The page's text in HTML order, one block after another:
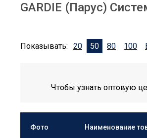
GARDIE (Парус)
Показывать: 20 50 80 100
Чтобы узнать оптовую
Фото Наименование